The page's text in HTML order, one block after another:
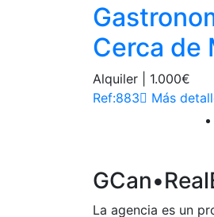
Cerca de
Alquiler | 1.000€
Ref:883
Más
GCan
La agencia es un